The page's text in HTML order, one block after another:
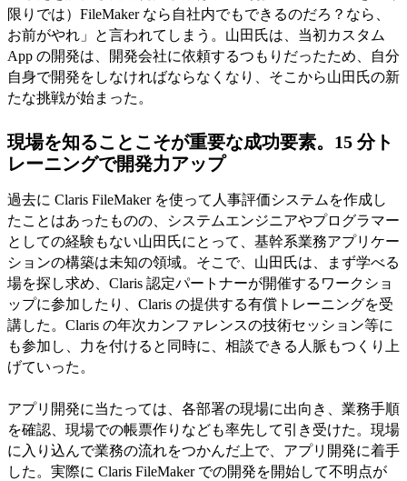
限りでは）FileMaker なら自社内でもできるのだろ？なら、
お前がやれ」と言われてしまう。山田氏は、当初カスタム
App の開発は、開発会社に依頼するつもりだったため、自分
自身で開発をしなければならなくなり、そこから山田氏の新
たな挑戦が始まった。
現場を知ることこそが重要な成功要素。15 分ト
レーニングで開発力アップ
過去に Claris FileMaker を使って人事評価システムを作成し
たことはあったものの、システムエンジニアやプログラマー
としての経験もない山田氏にとって、基幹系業務アプリケー
ションの構築は未知の領域。そこで、山田氏は、まず学べる
場を探し求め、Claris 認定パートナーが開催するワークショ
ップに参加したり、Claris の提供する有償トレーニングを受
講した。Claris の年次カンファレンスの技術セッション等に
も参加し、力を付けると同時に、相談できる人脈もつくり上
げていった。
アプリ開発に当たっては、各部署の現場に出向き、業務手順
を確認、現場での帳票作りなども率先して引き受けた。現場
に入り込んで業務の流れをつかんだ上で、アプリ開発に着手
した。実際に Claris FileMaker での開発を開始して不明点が